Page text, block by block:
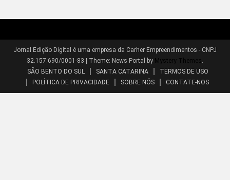
Jornal Edição Digital é uma empresa da Carher Empreendimentos - CNPJ
32.157.690/0001-83 | Theme: News Portal by Mystery Themes .
SÃO BENTO DO SUL
SANTA CATARINA
TERMOS DE USO
POLÍTICA DE PRIVACIDADE
SOBRE NÓS CONTATE-NOS